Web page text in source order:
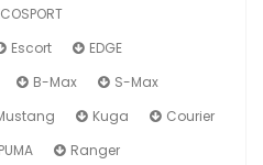
Escort EDGE
B-Max
S-Max
Kuga
Courier
PUMA Ranger